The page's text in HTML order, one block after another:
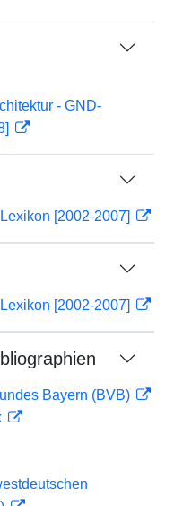
- GND-
[2002-2007]
[2002-2007]
Bayern (BVB)